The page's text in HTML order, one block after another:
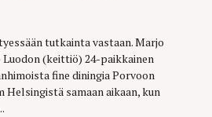
tutkainta vastaan. Marjo
(keittiö) 24-paikkainen
fine diningia Porvoon
Helsingistä samaan aikaan, kun